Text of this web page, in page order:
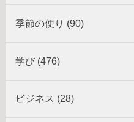
季節の便り (90)
学び (476)
ビジネス (28)